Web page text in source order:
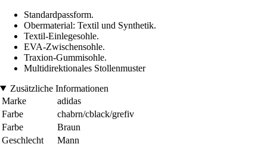
Standardpassform.
Obermaterial: Textil und Synthetik.
Textil-Einlegesohle.
EVA-Zwischensohle.
Traxion-Gummisohle.
Multidirektionales Stollenmuster
Zusätzliche Informationen
Marke
adidas
Farbe
chabrn/cblack/grefiv
Farbe
Braun
Geschlecht
Mann